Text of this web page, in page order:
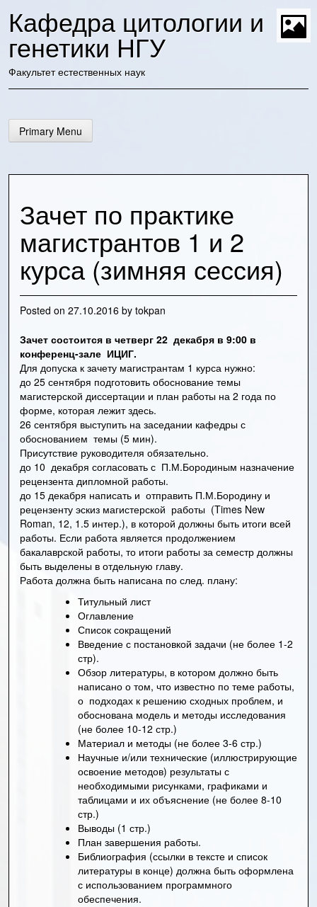
content
Кафедра цитологии и
генетики НГУ
Факультет естественных наук
Primary Menu
Зачет по практике
магистрантов 1 и 2
курса (зимняя сессия)
Posted on 27.10.2016 by tokpan
Зачет состоится в четверг 22 декабря в 9:00 в
конференц-зале ИЦИГ.
Для допуска к зачету магистрантам 1 курса нужно:
до 25 сентября подготовить обоснование темы
магистерской диссертации и план работы на 2 года по
форме, которая лежитздесь.
26 сентября выступить на заседании кафедры с
обоснованием темы (5 мин).
Присутствие руководителя обязательно.
до 10 декабря согласовать с П.М.Бородиным назначение
рецензента дипломной работы.
до 15 декабря написать и отправить П.М.Бородину и
рецензенту эскиз магистерской работы (Times New
Roman, 12, 1.5 интер.), в которой должны быть итоги всей
работы. Если работа является продолжением
бакалаврской работы, то итоги работы за семестр должны
быть выделены в отдельную главу.
Работа должна быть написана по след. плану:
Титульный лист
Оглавление
Список сокращений
Введение с постановкой задачи (не более 1-2
стр).
Обзор литературы, в котором должно быть
написано о том, что известно по теме работы,
о подходах к решению сходных проблем, и
обоснована модель и методы исследования
(не более 10-12 стр.)
Материал и методы (не более 3-6 стр.)
Научные и/или технические (иллюстрирующие
освоение методов) результаты с
необходимыми рисунками, графиками и
таблицами и их объяснение (не более 8-10
стр.)
Выводы (1 стр.)
План завершения работы.
Библиография (ссылки в тексте и список
литературы в конце) должна быть оформлена
с использованием программного
обеспечения.